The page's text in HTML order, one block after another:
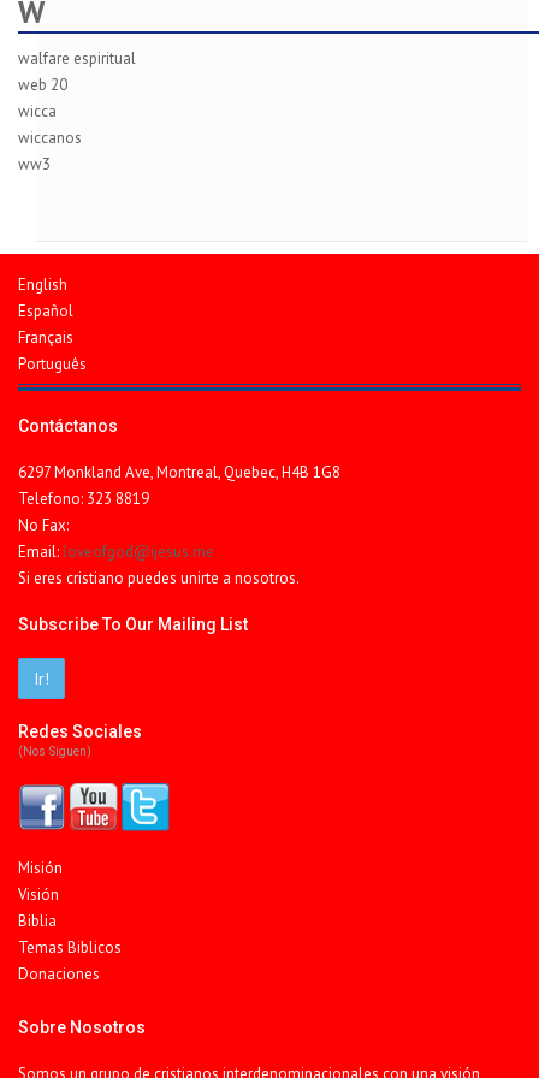
W
walfare espiritual
web 20
wicca
wiccanos
ww3
English
Español
Français
Português
Contáctanos
6297 Monkland Ave, Montreal, Quebec, H4B 1G8
Telefono: 323 8819
No Fax:
Email: loveofgod@ijesus.me
Si eres cristiano puedes unirte a nosotros.
Subscribe To Our Mailing List
Ir!
Redes Sociales
(nos Siguen)
Misión
Visión
Biblia
Temas Biblicos
Donaciones
Sobre Nosotros
Somos un grupo de cristianos interdenominacionales con una visión